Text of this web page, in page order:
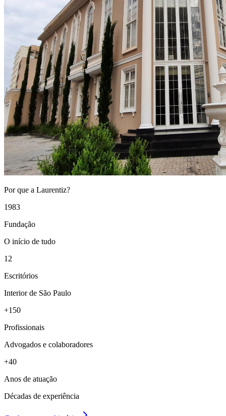
Por que a Laurentiz?
1983
Fundação
O início de tudo
12
Escritórios
Interior de São Paulo
+150
Profissionais
Advogados e colaboradores
+40
Anos de atuação
Décadas de experiência